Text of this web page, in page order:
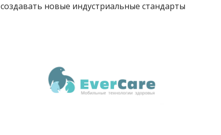
создавать новые индустриальные стандарты